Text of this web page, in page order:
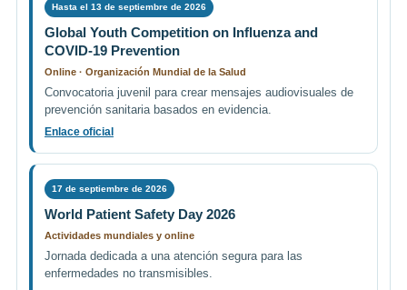
Hasta el 13 de septiembre de 2026
Global Youth Competition on Influenza and
COVID-19 Prevention
Online · Organización Mundial de la Salud
Convocatoria juvenil para crear mensajes audiovisuales de
prevención sanitaria basados en evidencia.
Enlace oficial
17 de septiembre de 2026
World Patient Safety Day 2026
Actividades mundiales y online
Jornada dedicada a una atención segura para las
enfermedades no transmisibles.